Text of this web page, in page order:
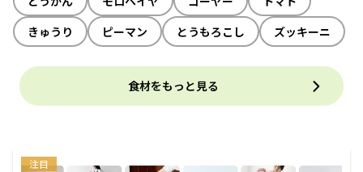
きゅうり
ピーマン とうもろこし ズッキーニ
食材をもっと見る
注目